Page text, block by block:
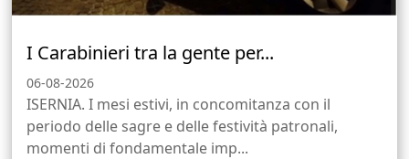
I Carabinieri tra la gente per...
06-08-2026
ISERNIA. I mesi estivi, in concomitanza con il
periodo delle sagre e delle festività patronali,
momenti di fondamentale imp...